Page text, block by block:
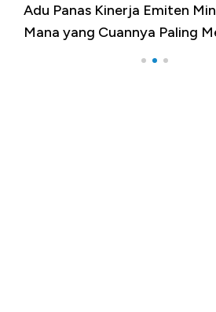
Adu Panas Kinerja Emiten
Mana yang Cuannya Paling